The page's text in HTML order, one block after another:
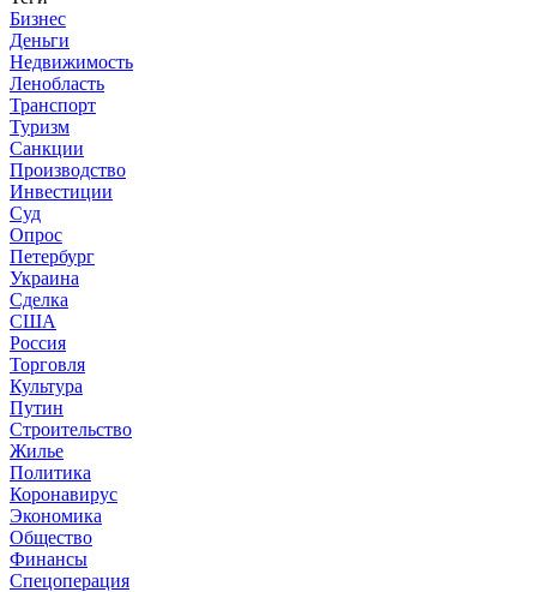
Бизнес
Деньги
Недвижимость
Ленобласть
Транспорт
Туризм
Санкции
Производство
Инвестиции
Суд
Опрос
Петербург
Украина
Сделка
США
Россия
Торговля
Культура
Путин
Строительство
Жилье
Политика
Коронавирус
Экономика
Общество
Финансы
Спецоперация